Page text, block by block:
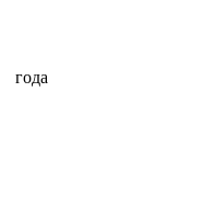
года